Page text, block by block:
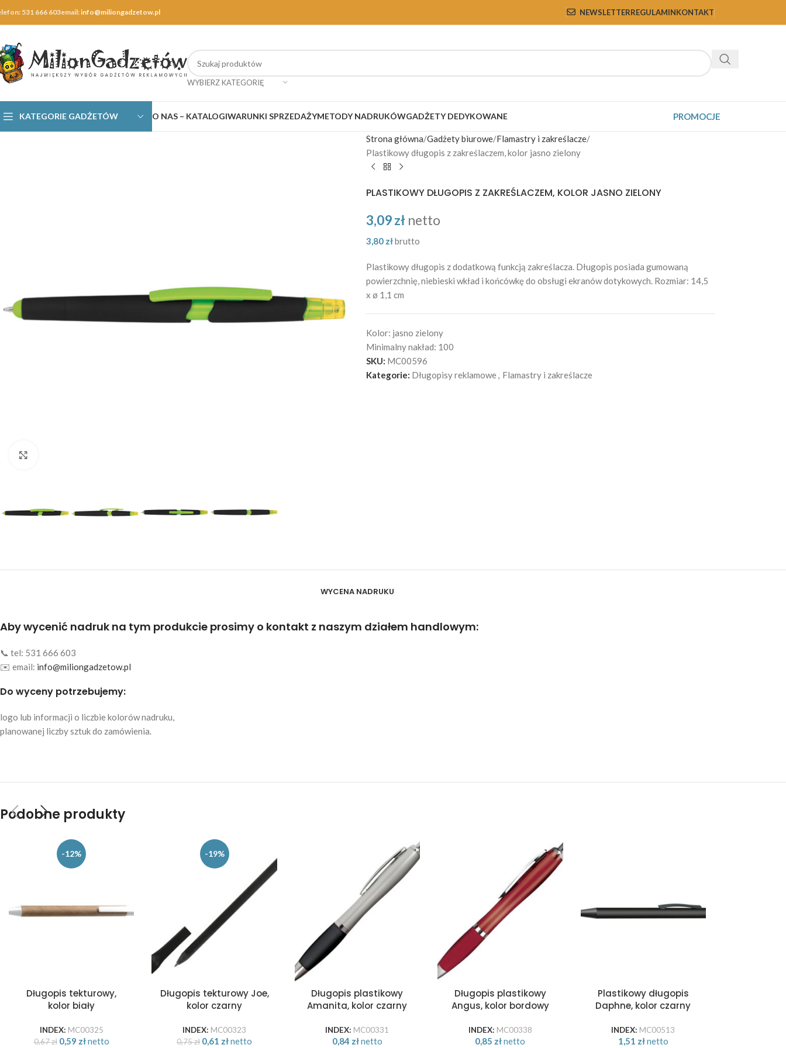
531 666 603email:info@miliongadzetow.pl NEWSLETTERREGULAMINKONTAKT
WYBIERZ KATEGORIĘ
KATEGORIE GADŻETÓW O NAS – KATALOGIWARUNKI SPRZEDAŻYMETODY NADRUKÓWGADŻETY DEDYKOWANE PROMOCJE
Strona główna Gadżety biurowe Flamastry i zakreślacze
Plastikowy długopis z zakreślaczem, kolor jasno zielony
PLASTIKOWY DŁUGOPIS Z ZAKREŚLACZEM, KOLOR JASNO ZIELONY
3,09zł netto
3,80 złbrutto
Plastikowy długopis z dodatkową funkcją zakreślacza. Długopis posiada gumowaną
powierzchnię, niebieski wkład i końcówkę do obsługi ekranów dotykowych. Rozmiar: 14,5
x ø 1,1 cm
Kolor: jasno zielony
Minimalny nakład: 100
SKU: MC00596
Kategorie: Długopisy reklamowe, Flamastry i zakreślacze
WYCENA NADRUKU
Aby wycenić nadruk na tym produkcie prosimy o kontakt z naszym działem handlowym:
📞 tel: 531 666 603
✉️ email: info@miliongadzetow.pl
Do wyceny potrzebujemy:
logo lub informacji o liczbie kolorów nadruku,
planowanej liczby sztuk do zamówienia.
Podobne produkty
-12%
Długopis tekturowy,
kolor biały
INDEX: MC00325
0,67zł 0,59 złnetto
-19%
Długopis tekturowy Joe,
kolor czarny
INDEX: MC00323
0,75zł 0,61 złnetto
Długopis plastikowy
Amanita, kolor czarny
INDEX: MC00331
0,84 złnetto
Długopis plastikowy
Angus, kolor bordowy
INDEX: MC00338
0,85 złnetto
Plastikowy długopis
Daphne, kolor czarny
INDEX: MC00513
1,51 złnetto